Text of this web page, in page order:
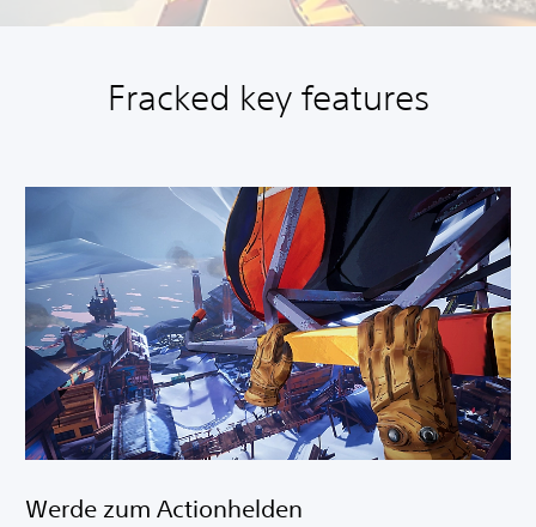
Fracked key features
Werde zum Actionhelden